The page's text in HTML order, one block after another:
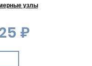
узлы
₽